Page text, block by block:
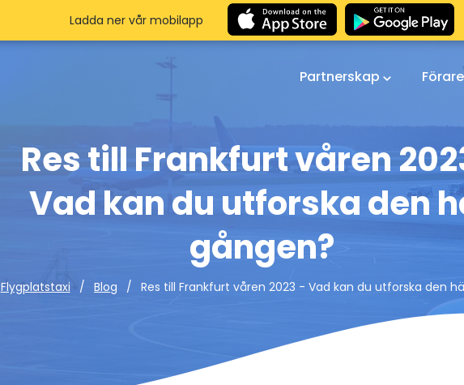
Partnerskap
Res till Frankfurt våren
Vad kan du utforska den
gången?
Flygplatstaxi Blog Res till Frankfurt våren 2023 - Vad kan du utforska den
Ladda ner vår mobilapp